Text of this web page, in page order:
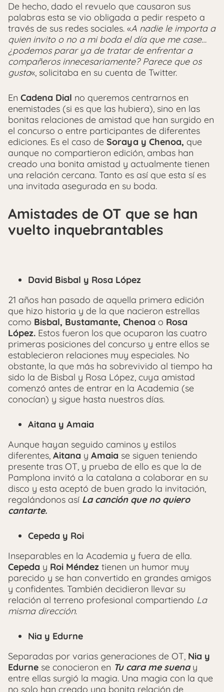
De hecho, dado el revuelo que causaron sus
palabras esta se vio obligada a pedir respeto a
través de sus redes sociales. «A nadie le importa a
quien invito o no a mi boda el día que me case…
¿podemos parar ya de tratar de enfrentar a
compañeros innecesariamente? Parece que os
gusta«, solicitaba en su cuenta de Twitter.
En Cadena Dial no queremos centrarnos en
enemistades (si es que las hubiera), sino en las
bonitas relaciones de amistad que han surgido en
el concurso o entre participantes de diferentes
ediciones. Es el caso de Soraya y Chenoa, que
aunque no compartieron edición, ambas han
creado una bonita amistad y actualmente tienen
una relación cercana. Tanto es así que esta sí es
una invitada asegurada en su boda.
Amistades de OT que se han
vuelto inquebrantables
David Bisbal y Rosa López
21 años han pasado de aquella primera edición
que hizo historia y de la que nacieron estrellas
como Bisbal, Bustamante, Chenoa o Rosa
López. Estos fueron los que ocuparon las cuatro
primeras posiciones del concurso y entre ellos se
establecieron relaciones muy especiales. No
obstante, la que más ha sobrevivido al tiempo ha
sido la de Bisbal y Rosa López, cuya amistad
comenzó antes de entrar en la Academia (se
conocían) y sigue hasta nuestros días.
Aitana y Amaia
Aunque hayan seguido caminos y estilos
diferentes, Aitana y Amaia se siguen teniendo
presente tras OT, y prueba de ello es que la de
Pamplona invitó a la catalana a colaborar en su
disco y esta aceptó de buen grado la invitación,
regalándonos así La canción que no quiero
cantarte.
Cepeda y Roi
Inseparables en la Academia y fuera de ella.
Cepeda y Roi Méndez tienen un humor muy
parecido y se han convertido en grandes amigos
y confidentes. También decidieron llevar su
relación al terreno profesional compartiendo La
misma dirección.
Nia y Edurne
Separadas por varias generaciones de OT, Nia y
Edurne se conocieron en Tu cara me suenay
entre ellas surgió la magia. Una magia con la que
no solo han creado una bonita relación de